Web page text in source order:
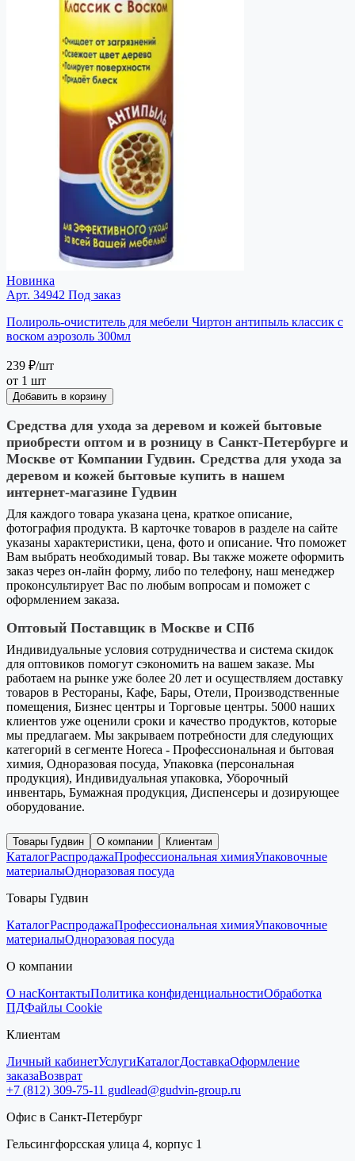
Новинка
Арт. 34942 Под заказ
Полироль-очиститель для мебели Чиртон антипыль классик с
воском аэрозоль 300мл
239 ₽/шт
от 1 шт
Добавить в корзину
Средства для ухода за деревом и кожей бытовые
приобрести оптом и в розницу в Санкт-Петербурге и
Москве от Компании Гудвин. Средства для ухода за
деревом и кожей бытовые купить в нашем
интернет-магазине Гудвин
Для каждого товара указана цена, краткое описание,
фотография продукта. В карточке товаров в разделе на сайте
указаны характеристики, цена, фото и описание. Что поможет
Вам выбрать необходимый товар. Вы также можете оформить
заказ через он-лайн форму, либо по телефону, наш менеджер
проконсультирует Вас по любым вопросам и поможет с
оформлением заказа.
Оптовый Поставщик в Москве и СПб
Индивидуальные условия сотрудничества и система скидок
для оптовиков помогут сэкономить на вашем заказе. Мы
работаем на рынке уже более 20 лет и осуществляем доставку
товаров в Рестораны, Кафе, Бары, Отели, Производственные
помещения, Бизнес центры и Торговые центры. 5000 наших
клиентов уже оценили сроки и качество продуктов, которые
мы предлагаем. Мы закрываем потребности для следующих
категорий в сегменте Horeca - Профессиональная и бытовая
химия, Одноразовая посуда, Упаковка (персональная
продукция), Индивидуальная упаковка, Уборочный
инвентарь, Бумажная продукция, Диспенсеры и дозирующее
оборудование.
Товары Гудвин О компании Клиентам
КаталогРаспродажаПрофессиональная химияУпаковочные
материалыОдноразовая посуда
Товары Гудвин
КаталогРаспродажаПрофессиональная химияУпаковочные
материалыОдноразовая посуда
О компании
О насКонтактыПолитика конфиденциальностиОбработка
ПДФайлы Cookie
Клиентам
Личный кабинетУслугиКаталогДоставкаОформление
заказаВозврат
+7 (812) 309-75-11 gudlead@gudvin-group.ru
Офис в Санкт-Петербург
Гельсингфорсская улица 4, корпус 1